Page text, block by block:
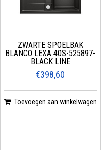
ZWARTE SPOELBAK
BLANCO LEXA 40S-525897-
BLACK LINE
€398,60
Toevoegen aan winkelwagen